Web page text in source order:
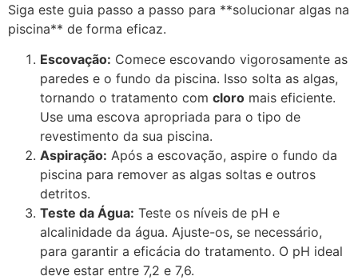
Siga este guia passo a passo para **solucionar algas na
piscina** de forma eficaz.
Escovação: Comece escovando vigorosamente as
paredes e o fundo da piscina. Isso solta as algas,
tornando o tratamento com cloro mais eficiente.
Use uma escova apropriada para o tipo de
revestimento da sua piscina.
Aspiração: Após a escovação, aspire o fundo da
piscina para remover as algas soltas e outros
detritos.
Teste da Água: Teste os níveis de pH e
alcalinidade da água. Ajuste-os, se necessário,
para garantir a eficácia do tratamento. O pH ideal
deve estar entre 7,2 e 7,6.